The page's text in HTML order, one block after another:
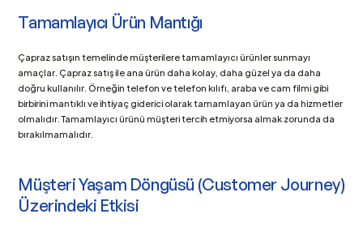
Tamamlayıcı Ürün Mantığı
Çapraz satışın temelinde müşterilere tamamlayıcı ürünler sunmayı
amaçlar. Çapraz satış ile ana ürün daha kolay, daha güzel ya da daha
doğru kullanılır. Örneğin telefon ve telefon kılıfı, araba ve cam filmi gibi
birbirini mantıklı ve ihtiyaç giderici olarak tamamlayan ürün ya da hizmetler
olmalıdır. Tamamlayıcı ürünü müşteri tercih etmiyorsa almak zorunda da
bırakılmamalıdır.
Müşteri Yaşam Döngüsü (Customer Journey)
Üzerindeki Etkisi